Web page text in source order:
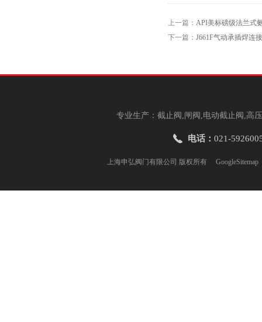
上一篇： API美标磅级法兰式
下一篇： J661F气动承插焊连
专业生产：截止阀,闸阀,电动截止阀,高
电话： 021-
上海申弘阀门有限公司 版权所有 GoogleSitemap